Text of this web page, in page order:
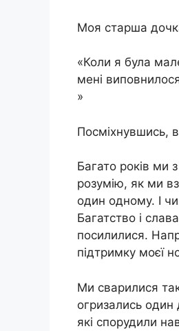
Моя старша
«Коли я була
мені
»
Посміхнувшись,
Багато років ми
розумію, як ми
один одному. І
Багатство і
посилилися.
підтримку моєї
Ми сварилися
огризались один
які спорудили